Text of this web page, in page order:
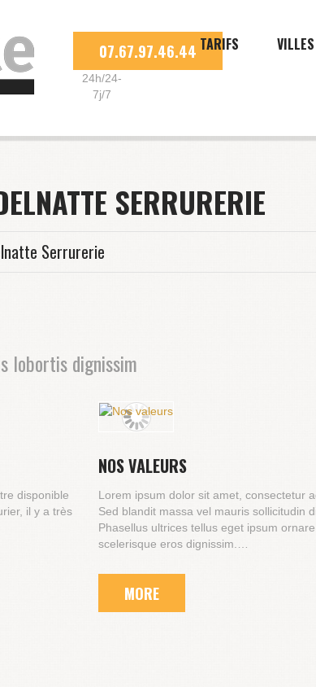
07.67.97.46.44
24h/24-
7j/7
TARIFS
SERRURERIE
Serrurerie
lobortis dignissim
disponible
il y a très
NOS VALEURS
Lorem ipsum dolor sit amet, consectetur
Sed blandit massa vel mauris sollicitudin
Phasellus ultrices tellus eget ipsum
scelerisque eros dignissim.…
MORE